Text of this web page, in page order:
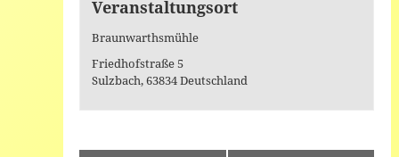
Veranstaltungsort
Braunwarthsmühle
Friedhofstraße 5
Sulzbach,63834Deutschland